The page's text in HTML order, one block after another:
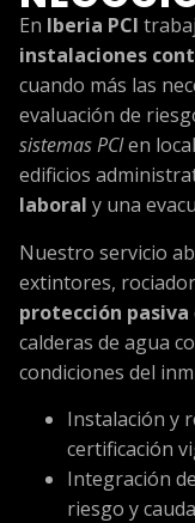
En Iberia PCI
instalaciones
cuando más las
evaluación de
sistemas PCIen
edificios
laboral y una
Nuestro servicio
extintores,
protección pasiva
calderas de agua
condiciones del
Instalación y
certificación
Integración de
riesgo y